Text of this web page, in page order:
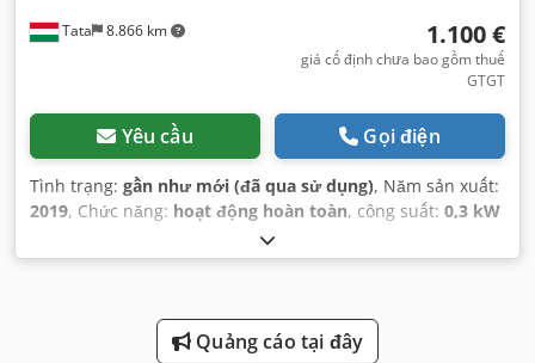
Tata 8.866 km 1.100 €
giá cố định chưa bao gồm thuế
GTGT
Yêu cầu Gọi điện
Tình trạng: gần như mới (đã qua sử dụng), Năm sản xuất:
2019, Chức năng: hoạt động hoàn toàn, công suất: 0,3 kW
, trọng lượng tổng cộng:
liệu:điện, màu sắc:đỏ,
Quảng cáo tại đây